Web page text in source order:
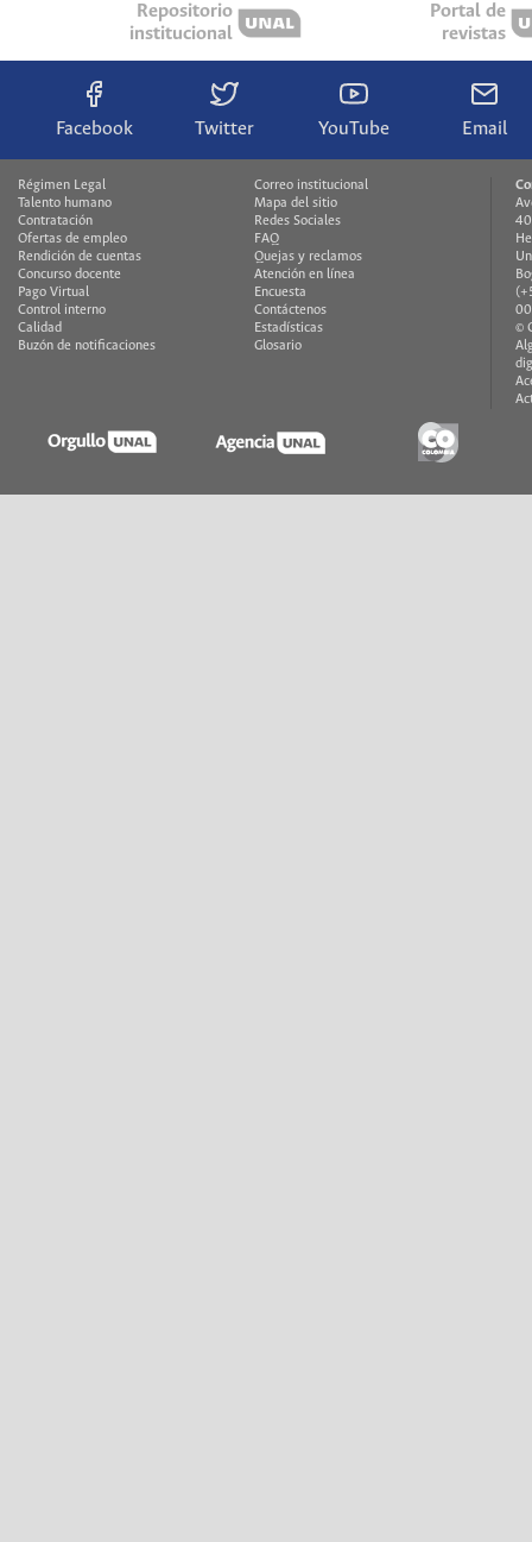
Repositorio
institucional
Portal de
revistas
Facebook Twitter YouTube Email
Régimen Legal
Talento humano
Contratación
Ofertas de empleo
Rendición de cuentas
Concurso docente
Pago Virtual
Control interno
Calidad
Buzón de notificaciones
Correo institucional
Mapa del sitio
Redes Sociales
FAQ
Quejas y reclamos
Atención en línea
Encuesta
Contáctenos
Estadísticas
Glosario
©